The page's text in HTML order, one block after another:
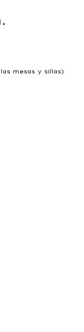
mesas y sillas)